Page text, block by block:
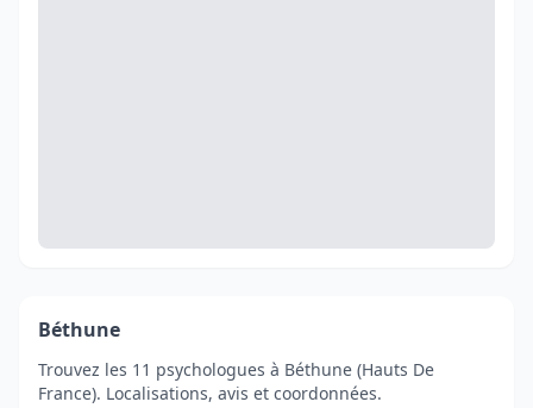
Béthune
Trouvez les 11 psychologues à Béthune (Hauts De
France). Localisations, avis et coordonnées.